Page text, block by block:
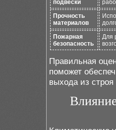
подвески
Прочность
материалов
Пожарная
безопасность
Для
Правильная
поможет
выхода из